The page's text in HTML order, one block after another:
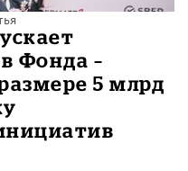
Фонда –
5 млрд